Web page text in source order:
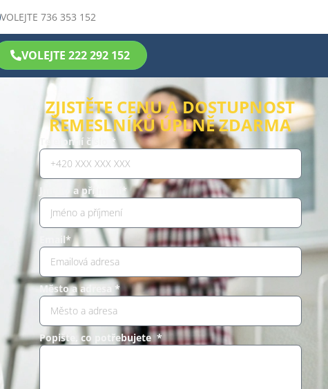
VOLEJTE 736 353 152
VOLEJTE 222 292 152
ZJISTĚTE CENU A DOSTUPNOST
ŘEMESLNÍKŮ ÚPLNĚ ZDARMA
Telefonní číslo *
Jméno a příjmení*
Email*
Město a adresa *
Popište, co potřebujete *